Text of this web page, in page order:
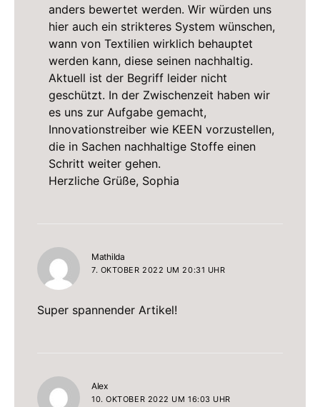
anders bewertet werden. Wir würden uns
hier auch ein strikteres System wünschen,
wann von Textilien wirklich behauptet
werden kann, diese seinen nachhaltig.
Aktuell ist der Begriff leider nicht
geschützt. In der Zwischenzeit haben wir
es uns zur Aufgabe gemacht,
Innovationstreiber wie KEEN vorzustellen,
die in Sachen nachhaltige Stoffe einen
Schritt weiter gehen.
Herzliche Grüße, Sophia
Mathilda
7. OKTOBER 2022 UM 20:31 UHR
Super spannender Artikel!
Alexsagt:
10. OKTOBER 2022 UM 16:03 UHR